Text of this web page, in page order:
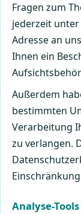
Fragen zum
jederzeit
Adresse an
Ihnen ein
Außerdem
bestimmten
Verarbeitung
zu verlangen.
Analyse-